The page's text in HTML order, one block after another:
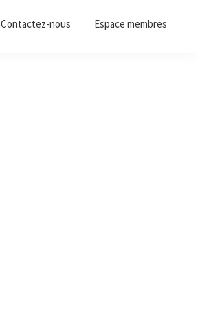
Contactez-nous Espace membres